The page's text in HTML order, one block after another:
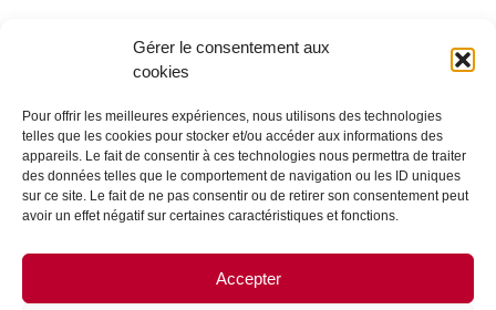
Gérer le consentement aux
cookies
Pour offrir les meilleures expériences, nous utilisons des technologies
telles que les cookies pour stocker et/ou accéder aux informations des
appareils. Le fait de consentir à ces technologies nous permettra de traiter
des données telles que le comportement de navigation ou les ID uniques
sur ce site. Le fait de ne pas consentir ou de retirer son consentement peut
avoir un effet négatif sur certaines caractéristiques et fonctions.
Accepter